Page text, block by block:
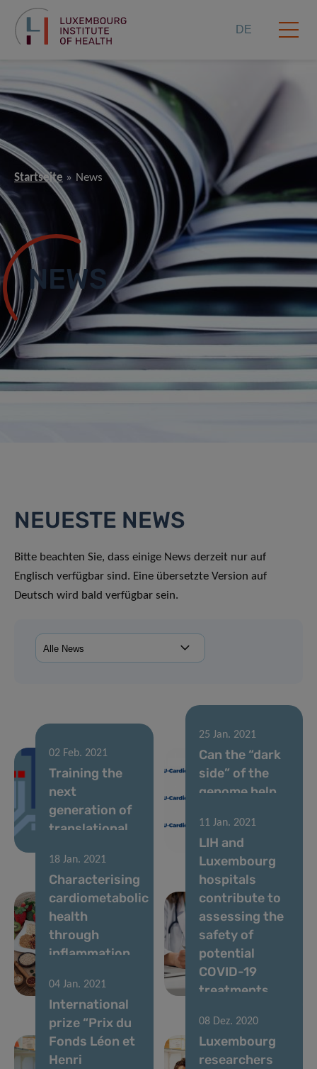
DE
Startseite News
NEWS
NEUESTE NEWS
Bitte beachten Sie, dass einige News derzeit nur auf
Englisch verfügbar sind. Eine übersetzte Version auf
Deutsch wird bald verfügbar sein.
02 Feb. 2021
Training the
next
generation of
translational
25 Jan. 2021
Can the “dark
side” of the
genome help
cardiovascular
disease?
18 Jan. 2021
Characterising
cardiometabolic
health
through
inflammation
micronutrients
11 Jan. 2021
LIH and
Luxembourg
hospitals
contribute to
assessing the
safety of
potential
COVID-19
treatments
04 Jan. 2021
International
prize “Prix du
Fonds Léon et
Henri
08 Dez. 2020
Luxembourg
researchers